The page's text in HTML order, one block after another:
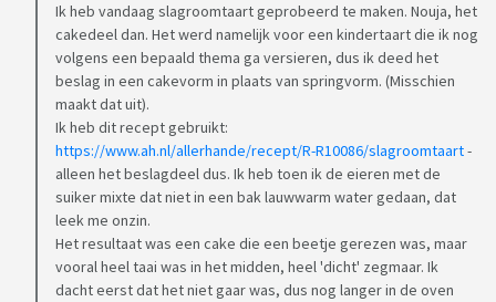
Ik heb vandaag slagroomtaart geprobeerd te maken. Nouja, het
cakedeel dan. Het werd namelijk voor een kindertaart die ik nog
volgens een bepaald thema ga versieren, dus ik deed het
beslag in een cakevorm in plaats van springvorm. (Misschien
maakt dat uit).
Ik heb dit recept gebruikt:
https://www.ah.nl/allerhande/recept/R-R10086/slagroomtaart-
alleen het beslagdeel dus. Ik heb toen ik de eieren met de
suiker mixte dat niet in een bak lauwwarm water gedaan, dat
leek me onzin.
Het resultaat was een cake die een beetje gerezen was, maar
vooral heel taai was in het midden, heel 'dicht' zegmaar. Ik
dacht eerst dat het niet gaar was, dus nog langer in de oven